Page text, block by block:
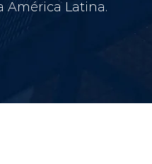
América Latina.